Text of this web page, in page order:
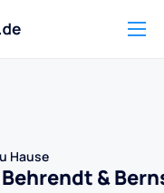
Hause
&